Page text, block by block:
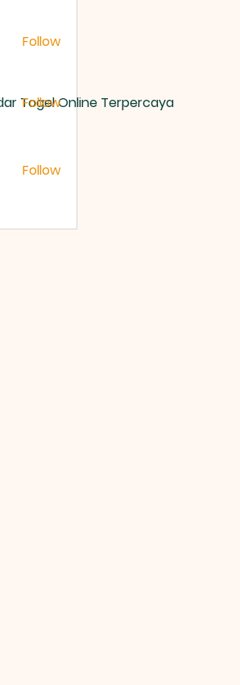
Follow
Togel Online Terpercaya
Follow
Follow